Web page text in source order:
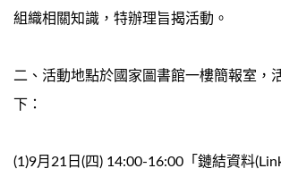
組織相關知識，特辦理旨揭活動。
二、活動地點於國家圖書館一樓簡報室，
下：
(1)9月21日(四) 14:00-16:00「鏈結資料